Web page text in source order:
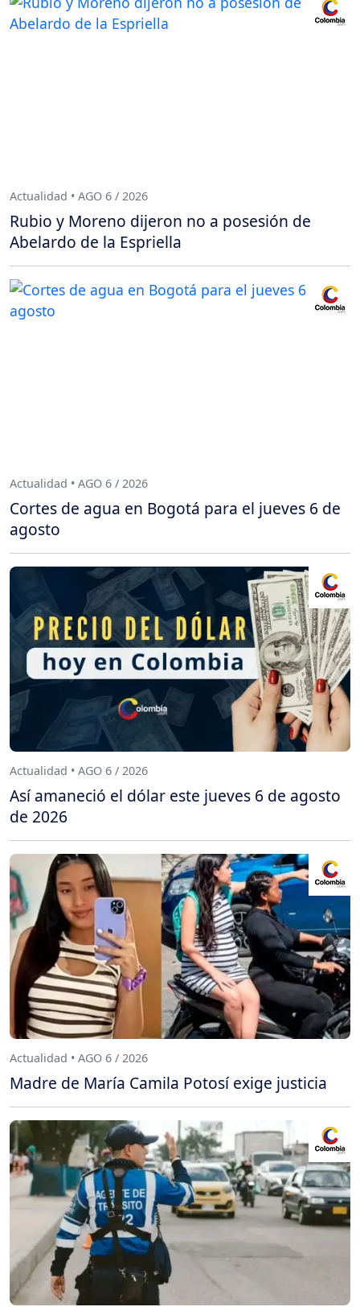
Actualidad • AGO 6 / 2026
Rubio y Moreno dijeron no a posesión de
Abelardo de la Espriella
Actualidad • AGO 6 / 2026
Cortes de agua en Bogotá para el jueves 6 de
agosto
Actualidad • AGO 6 / 2026
Así amaneció el dólar este jueves 6 de agosto
de 2026
Actualidad • AGO 6 / 2026
Madre de María Camila Potosí exige justicia